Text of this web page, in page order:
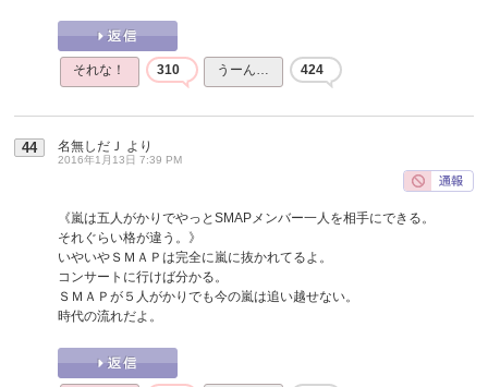
それな！ 310 うーん… 424
44 名無しだＪ より
2016年1月13日 7:39 PM
《嵐は五人がかりでやっとSMAPメンバー一人を相手にできる。
それぐらい格が違う。》
いやいやＳＭＡＰは完全に嵐に抜かれてるよ。
コンサートに行けば分かる。
ＳＭＡＰが５人がかりでも今の嵐は追い越せない。
時代の流れだよ。